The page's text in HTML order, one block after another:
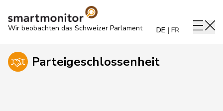
Wir beobachten das Schweizer Parlament DE FR
Parteigeschlossenheit